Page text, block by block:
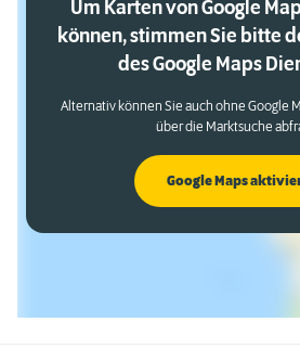
Um Karten von Google
können, stimmen Sie bitte
des Google Maps
Alternativ können Sie auch ohne Google
über die Marktsuche
Google Maps